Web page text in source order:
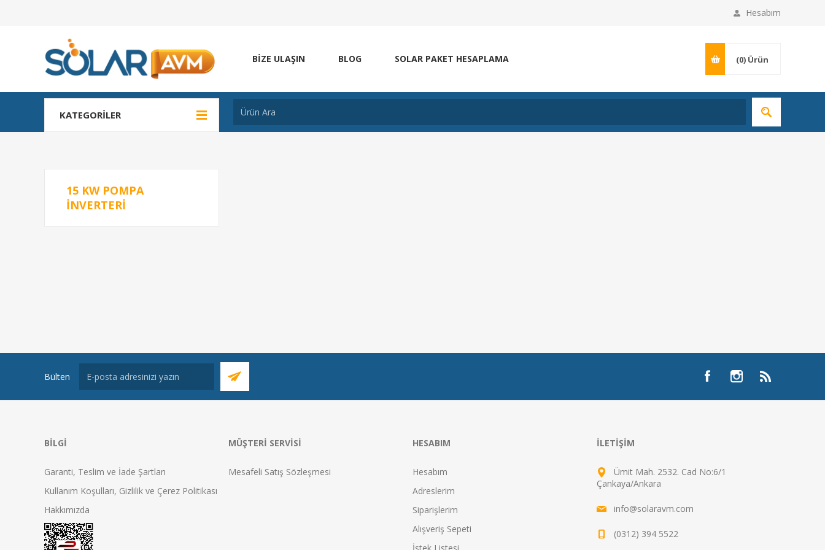
Hesabım
BIZE ULAŞIN BLOG SOLAR PAKET HESAPLAMA (0) Ürün
KATEGORILER
15 KW POMPA
INVERTERI
Bülten
BILGI
Garanti, Teslim ve İade Şartları
Kullanım Koşulları, Gizlilik ve Çerez Politikası
Hakkımızda
MÜŞTERI SERVISI
Mesafeli Satış Sözleşmesi
HESABIM
Hesabım
Adreslerim
Siparişlerim
Alışveriş Sepeti
İLETIŞIM
Ümit Mah. 2532. Cad No:6/1
Çankaya/Ankara
info@solaravm.com
(0312) 394 5522